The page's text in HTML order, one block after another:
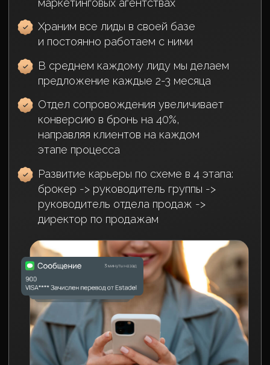
доход каждый месяц (нет «дыр» в
многих агентствах)
Оперативное закрытие сделок – одна
помощью РГ (руководителя группы)
Ежедневное получение до
Ускорьте вашу карьеру
с нашими программами
обучения и поддержки
Разрабатываем уроки для всех
сотрудников, основываясь на
новых успешных методах работы
Регулярно обновляем материалы,
систематизируем любой успешный
опыт и превращаем его в
обучающий контент